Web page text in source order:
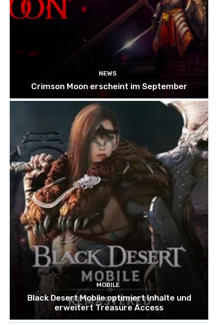
NEWS
Crimson Moon erscheint im September
MOBILE
Black Desert Mobile optimiert Inhalte und
erweitert Treasure Access